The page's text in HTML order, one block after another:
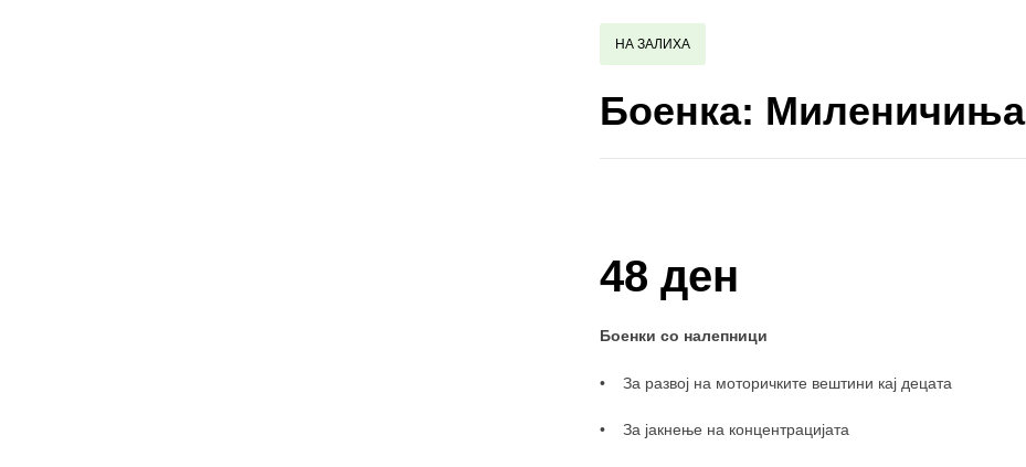
НА ЗАЛИХА
Боенка: Миленичиња
48 ден
Боенки со налепници
• За развој на моторичките вештини кај децата
• За јакнење на концентрацијата